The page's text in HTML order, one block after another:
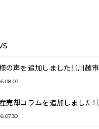
の声を追加しました！（川越
売却コラムを追加しました！